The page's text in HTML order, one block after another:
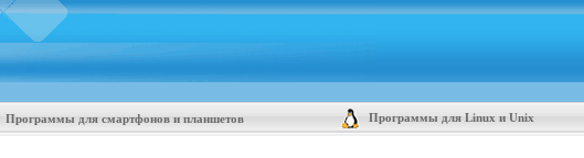
Программы для смартфонов и планшетов Программы для Linux и Unix